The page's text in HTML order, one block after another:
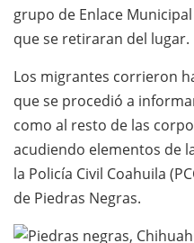
grupo de Enlace
que se retiraran del lugar.
Los migrantes corrieron
que se procedió a
como al resto de las
acudiendo elementos de
la Policía Civil Coahuila
de Piedras Negras.